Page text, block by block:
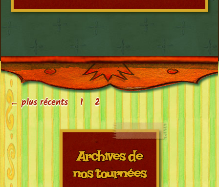
Pagination
des
publications
← plus récents 1 2
Archives de
nos tournées